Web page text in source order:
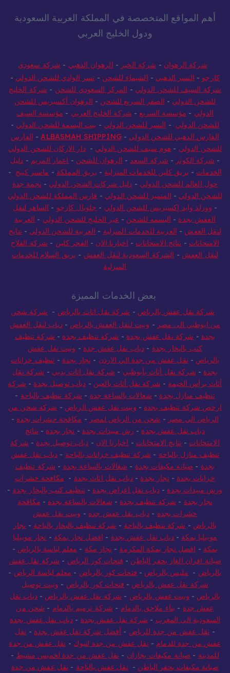
أهم المواقع المتخصصة في المملكة العربية السعودية
ودول الخليج العربي
شركة الرهوان - شركة الخير - الرهوان الذهبي - شركة سعودي
كارجو - النسر الذهبي - الشيماء للشحن - نسر الوادي للشحن الدولي -
شركة السيف للشحن الدولي - المركز السعودي للشحن - شركة الخليج
للشحن الدولي - الصقر السريع للشحن - الرهوان أكسبريس للشحن
الدولي - مؤسسة السريع - شركة الخليج العربي - مؤسسة السيف
للشحن الدولي - النسر للشحن الدولي - بيت البسمة للشحن الدولي -
الفارس الذهبي للشحن الدولي -
ALBASMAH SHIPPING
- الفارس
للشحن الدولي - هوم سيف للشحن الدولي -دار الاركان للشحن الدولي
- شركة الكوثر - شركة السعد - الرهوان للشحن - اعمار المريم - دليل
الخدمات - بريق كلين للخدمات المنزلية - بريق المملكة - ماستر كينج -
حول العالم للشحن الدولي - دليل شركات الشحن الدولي - نجمة جدة
للشحن الدولي - المتميز للشحن الدولي - فارس المملكة للشحن الدولي
- وورلد وايد إكسبريس للشحن الدولي - جلوبال كارجو - الساهر لنقل
العفش بجدة - البسمه للشحن - عبر الخليج للشحن الدولي - العربية
لنقل العفش - العربية للخدمات المنزلية - العربية للشحن الدولي - نتايج
الامتحانات - نتائج الامتحانات - اخبارنا الان - الفجر كلين - شركة الفلاح
لنقل العفش - الشركة السعودية لنقل العفش - بريق السلام للخدمات
المنزلية
بعض الخدمات المميزة
شركة نقل عفش بالرياض - شركة نقل اثاث بالرياض - شركة شحن
من ابوظبي الى مصر - ونيت لنقل العفش بالرياض -دباب لنقل العفش
بجدة - شركة نقل عفش بجدة - شركة تنظيف بجدة - شركة تنظيف
كنب بالبخار بجدة - دباب نقل عفش جدة - ونيت نقل عفش
بالرياض - نقل عفش من جدة الي الاردن - نجار بجدة - تنظيف خزانات
بجدة - شركة نقل أثاث بأبوظبي - شركة نقل اثاث بدبي - شركة نقل
أثاث برأس الخيمة - شركة نقل أثاث بالعين - دباب توصيل بجدة - شركة
تنظيف منازل بجدة - شغالات بالساعة جدة - شركة تنظيف بالباحة -
ارخص شركة تنظيف بجدة - ونيت نقل عفش الرياض - شركة شحن من
الرياض الي مصر - شحن من الرياض لمصر - مكافحة حشرات بجدة -
دباب نقل عفش بجدة - رش مبيدات بجدة - نجار بجدة - نتائج
الامتحانات - نتايج الامتحانات - اخبارنا الان - دباب توصيل بجدة - شركة
تنظيف منازل بالباحة - شركة تنظيف خزانات بالباحة - دباب نقل عفش
بجدة - صيانة مكيفات بجدة - شغالات بالساعة بجدة - شركة تنظيف
خزانات بجدة - نجار بجدة - دباب نقل اثاث بجدة - مكافحة حشرات
ورش مبيدات بجدة -دباب نقل اغراض بجدة -تنظيف كنب بالبخار بجدة -
نجار بجدة - شركة تنظيف بجدة - شغالات بالساعة بجدة - مكافحة
حشرات بجدة - دباب نقل عفش جده - ونيت نقل عفش
بالرياض - شركة تنظيف بالباحة - شركة تنظيف بالبخار بالباحة - نجار
موبيليا بمكة -دباب نقل عفش بجدة - افضل نجار بمكة - نجار موبيليا
بمكة - افضل نجار بمكة المكرمة - نجار مكة - معلم لياسة بالرياض -
صيانة افران الغاز بحفر الباطن - فتحات كور الرياض - شركة نقل عفش
بالرياض - مليس بالرياض - فتحات كور بالرياض - معلم لياسة الرياض -
شركة نقل عفش بالرياض - فتحات كور بالرياض - ونيت توصيل
بالرياض - ونيت عفش بالرياض - شركة نقل عفش بالرياض -دباب نقل
عفش جدة - بناء ملاحق بالدمام - شركة ترميم بالدمام - شحن من
السعودية الى المغرب - شركة نقل عفش بجدة - دباب نقل عفش بجدة
- نقل عفش من جدة للرياض - أفضل شركة نقل عفش بجدة - نقل
عفش من جدة للدمام - نقل عفش من جدة لتبوك - نقل عفش من جدة
للمدينة - صيانة مكيفات بجازان - نقل عفش من جدة لخميس مشيط -
صيانة مكيفات بحفر الباطن - نقل عفش بالباحة - نقل عفش من جدة